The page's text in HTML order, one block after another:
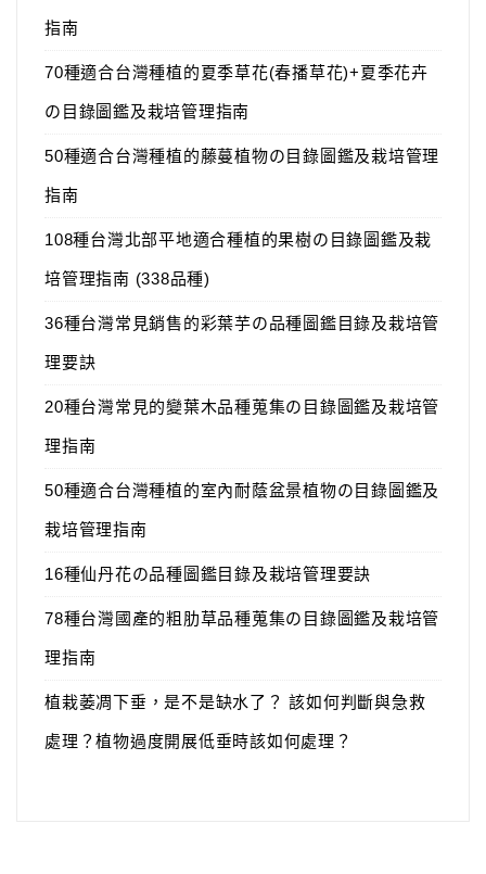
指南
70種適合台灣種植的夏季草花(春播草花)+夏季花卉
の目錄圖鑑及栽培管理指南
50種適合台灣種植的藤蔓植物の目錄圖鑑及栽培管理
指南
108種台灣北部平地適合種植的果樹の目錄圖鑑及栽
培管理指南 (338品種)
36種台灣常見銷售的彩葉芋の品種圖鑑目錄及栽培管
理要訣
20種台灣常見的變葉木品種蒐集の目錄圖鑑及栽培管
理指南
50種適合台灣種植的室內耐蔭盆景植物の目錄圖鑑及
栽培管理指南
16種仙丹花の品種圖鑑目錄及栽培管理要訣
78種台灣國產的粗肋草品種蒐集の目錄圖鑑及栽培管
理指南
植栽萎凋下垂，是不是缺水了？ 該如何判斷與急救
處理？植物過度開展低垂時該如何處理？